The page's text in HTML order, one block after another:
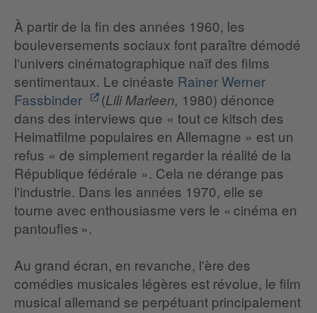
À partir de la fin des années 1960, les
bouleversements sociaux font paraître démodé
l'univers cinématographique naïf des films
sentimentaux. Le cinéaste Rainer Werner
Fassbinder
(Lili Marleen, 1980) dénonce
dans des interviews que « tout ce kitsch des
Heimatfilme populaires en Allemagne » est un
refus « de simplement regarder la réalité de la
République fédérale ». Cela ne dérange pas
l'industrie. Dans les années 1970, elle se
tourne avec enthousiasme vers le « cinéma en
pantoufles ».
Au grand écran, en revanche, l'ère des
comédies musicales légères est révolue, le film
musical allemand se perpétuant principalement